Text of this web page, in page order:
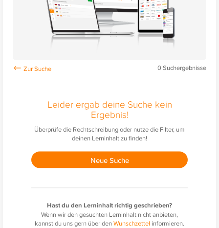
0Suchergebnisse
Leider ergab deine Suche kein
Ergebnis!
Überprüfe die Rechtschreibung oder nutze die Filter, um
deinen Lerninhalt zu finden!
Neue Suche
Hast du den Lerninhalt richtig geschrieben?
Wenn wir den gesuchten Lerninhalt nicht anbieten,
kannst du uns gern über denWunschzettel informieren.